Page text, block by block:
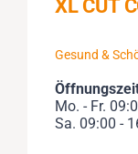
NACH:
XL CUT
Gesund &
Mo. - Fr.
Sa. 09:00 -